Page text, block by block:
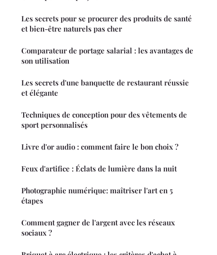
Les secrets pour se procurer des produits de santé
et bien-être naturels pas cher
Comparateur de portage salarial : les avantages de
son utilisation
Les secrets d'une banquette de restaurant réussie
et élégante
Techniques de conception pour des vêtements de
sport personnalisés
Livre d'or audio : comment faire le bon choix ?
Feux d'artifice : Éclats de lumière dans la nuit
Photographie numérique: maîtriser l'art en 5
étapes
Comment gagner de l'argent avec les réseaux
sociaux ?